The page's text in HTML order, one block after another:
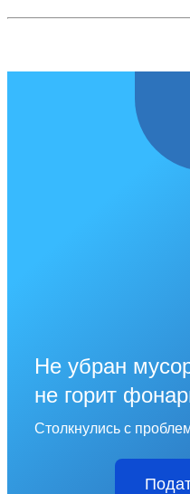
Не убран
не горит
Столкнулись с